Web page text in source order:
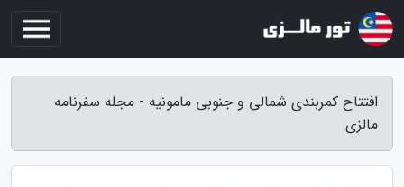
افتتاح کمربندی شمالی و جنوبی مامونیه - مجله سفرنامه
مالزی